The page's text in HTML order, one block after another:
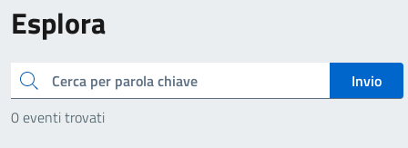
Esplora
Cerca
Invio
0 eventi trovati